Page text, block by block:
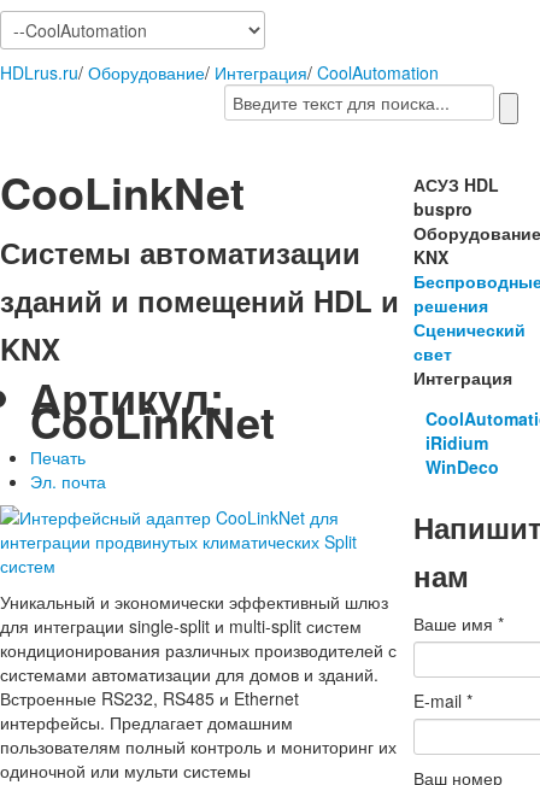
HDLrus.ru/ Оборудование/ Интеграция/ CoolAutomation
CooLinkNet
Системы автоматизации
зданий и помещений HDL и
KNX
Артикул:
CooLinkNet
Печать
Эл. почта
Уникальный и экономически эффективный шлюз
для интеграции single-split и multi-split систем
кондиционирования различных производителей с
системами автоматизации для домов и зданий.
Встроенные RS232, RS485 и Ethernet
интерфейсы. Предлагает домашним
пользователям полный контроль и мониторинг их
одиночной или мульти системы
АСУЗ HDL
buspro
KNX
решения
Сценический
свет
Интеграция
iRidium
WinDeco
нам
Ваше имя*
E-mail*
Ваш номер